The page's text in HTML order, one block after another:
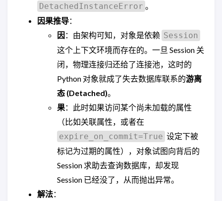
DetachedInstanceError 。
因果推导：
因 ：由架构可知，对象是依赖 Session
这个上下文环境而存在的。一旦 Session 关
闭，物理连接归还给了连接池，这时的
Python 对象就成了失去数据库联系的游离
态 (Detached)。
果：此时如果访问某个尚未加载的属性
（比如关联属性，或者在
expire_on_commit=True 设定下被
标记为过期的属性），对象试图向背后的
Session 求助去查询数据库，却发现
Session 已经没了，从而抛出异常。
解法：